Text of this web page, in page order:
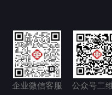
企业微信客服 公众号二